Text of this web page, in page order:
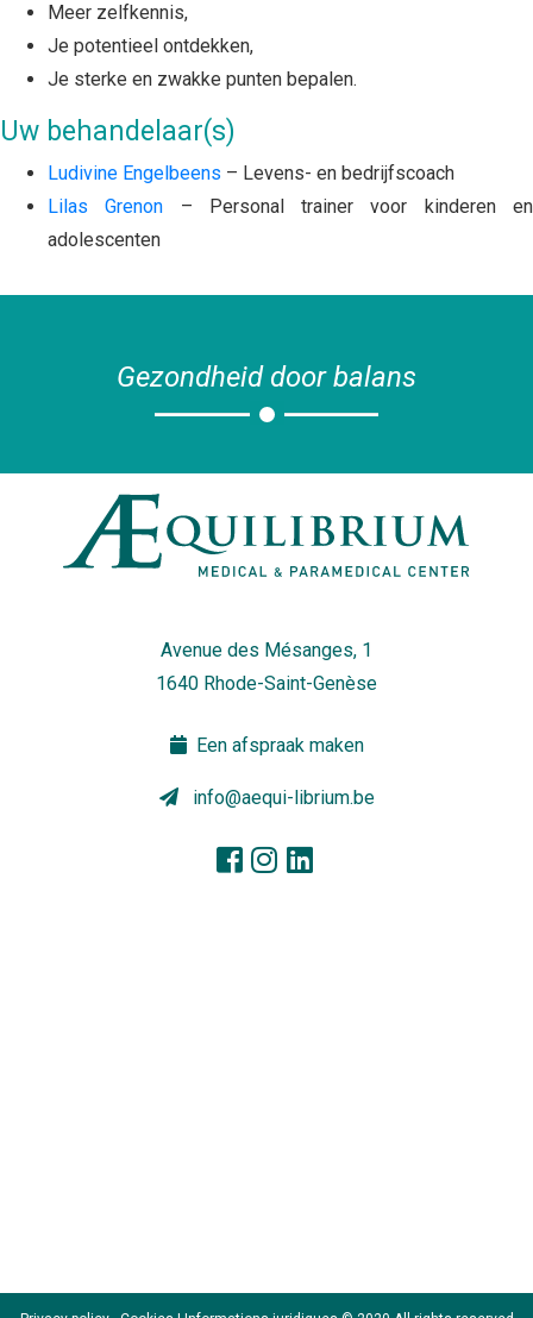
Meer zelfkennis,
Je potentieel ontdekken,
Je sterke en zwakke punten bepalen.
Uw behandelaar(s)
Ludivine Engelbeens – Levens- en bedrijfscoach
Lilas Grenon – Personal trainer voor kinderen en
adolescenten
Gezondheid door balans
Avenue des Mésanges, 1
1640 Rhode-Saint-Genèse
Een afspraak maken
info@aequi-librium.be